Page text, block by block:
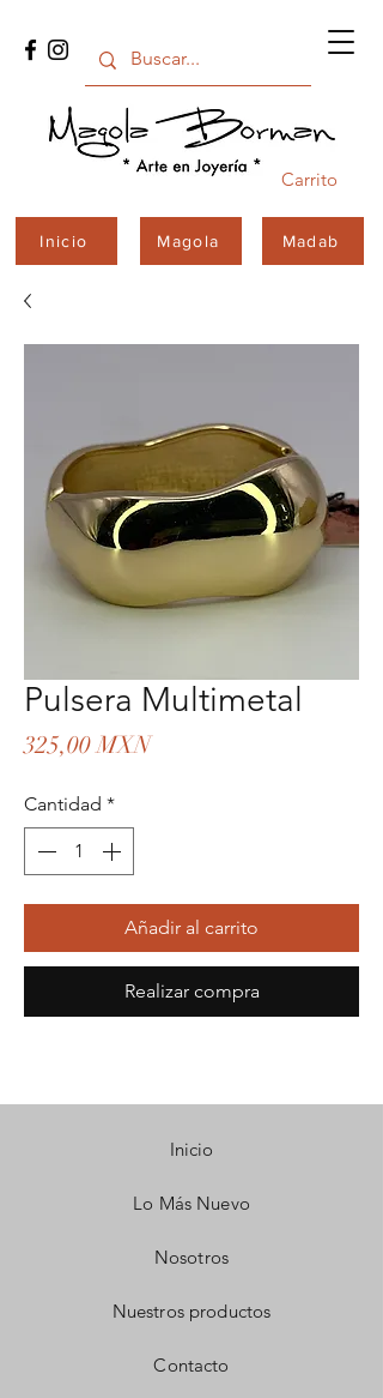
Carrito
Inicio Magola Madab
Pulsera Multimetal
325,00 MXNPrecio
Cantidad *
Añadir al carrito
Realizar compra
Inicio
Lo Más Nuevo
Nosotros
Nuestros productos
Contacto